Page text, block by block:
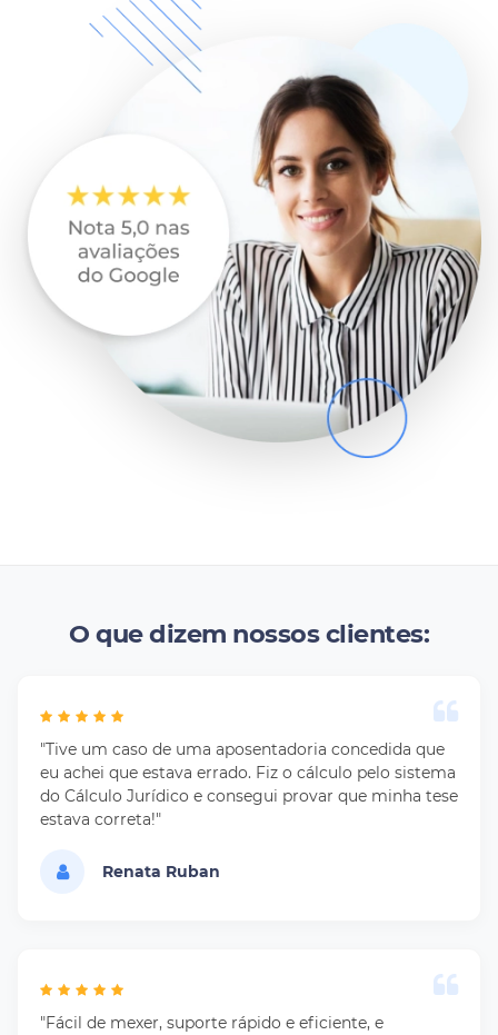
O que dizem nossos clientes:
"Tive um caso de uma aposentadoria concedida que
eu achei que estava errado. Fiz o cálculo pelo sistema
do Cálculo Jurídico e consegui provar que minha tese
estava correta!"
Renata Ruban
"Fácil de mexer, suporte rápido e eficiente, e